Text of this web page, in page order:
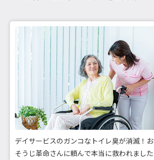
デイサービスのガンコなトイレ臭が消滅！お
そうじ革命さんに頼んで本当に救われました